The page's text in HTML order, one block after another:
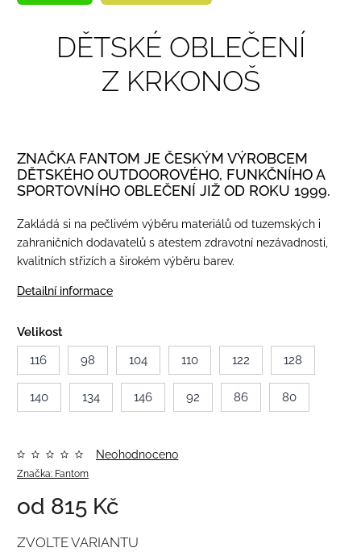
DĚTSKÉ OBLEČENÍ
Z KRKONOŠ
ZNAČKA FANTOM JE ČESKÝM VÝROBCEM
DĚTSKÉHO OUTDOOROVÉHO, FUNKČNÍHO A
SPORTOVNÍHO OBLEČENÍ JIŽ OD ROKU 1999.
Zakládá si na pečlivém výběru materiálů od tuzemských i
zahraničních dodavatelů s atestem zdravotní nezávadnosti,
kvalitních střizích a širokém výběru barev.
Detailní informace
Velikost
116
98 104 110 122 128
140 134 146 92 86 80
Značka: Fantom
Neohodnoceno
od 815 Kč
ZVOLTE VARIANTU